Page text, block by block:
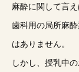
麻酔に関して言え
歯科用の局所麻
はありません。
しかし、授乳中